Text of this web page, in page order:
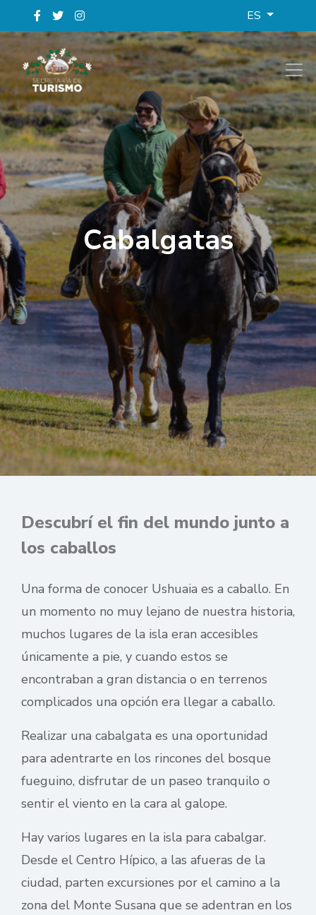
ES
Cabalgatas
Descubrí el fin del mundo junto a
los caballos
Una forma de conocer Ushuaia es a caballo. En
un momento no muy lejano de nuestra historia,
muchos lugares de la isla eran accesibles
únicamente a pie, y cuando estos se
encontraban a gran distancia o en terrenos
complicados una opción era llegar a caballo.
Realizar una cabalgata es una oportunidad
para adentrarte en los rincones del bosque
fueguino, disfrutar de un paseo tranquilo o
sentir el viento en la cara al galope.
Hay varios lugares en la isla para cabalgar.
Desde el Centro Hípico, a las afueras de la
ciudad, parten excursiones por el camino a la
zona del Monte Susana que se adentran en los